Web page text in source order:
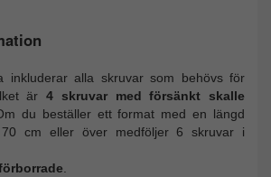
inkluderar alla skruvar som behövs för
är4 skruvar med försänkt skalle
du beställer ett format med en längd
cm eller över medföljer 6 skruvar i